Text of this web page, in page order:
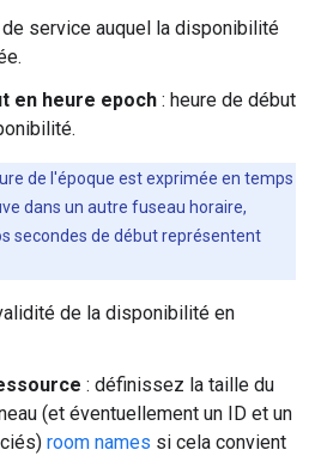
de service auquel la disponibilité
en heure epoch : heure de début
de l'époque est exprimée en temps
dans un autre fuseau horaire,
secondes de début représentent
de la disponibilité en
: définissez la taille du
(et éventuellement un ID et un
room names si cela convient